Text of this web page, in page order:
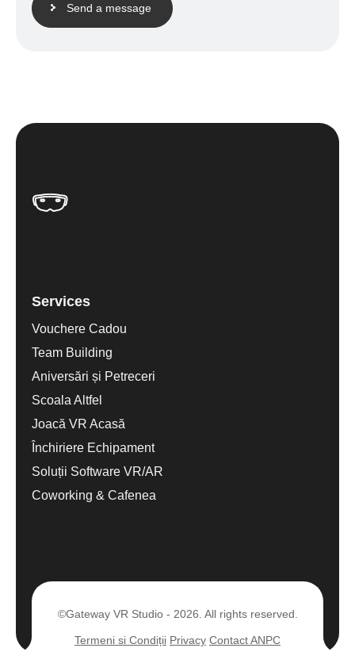
Send a message
Services
Vouchere Cadou
Team Building
Aniversări și Petreceri
Scoala Altfel
Joacă VR Acasă
Închiriere Echipament
Soluții Software VR/AR
Coworking & Cafenea
©Gateway VR Studio - 2026. All rights reserved.
Termeni si Condiții Privacy Contact ANPC